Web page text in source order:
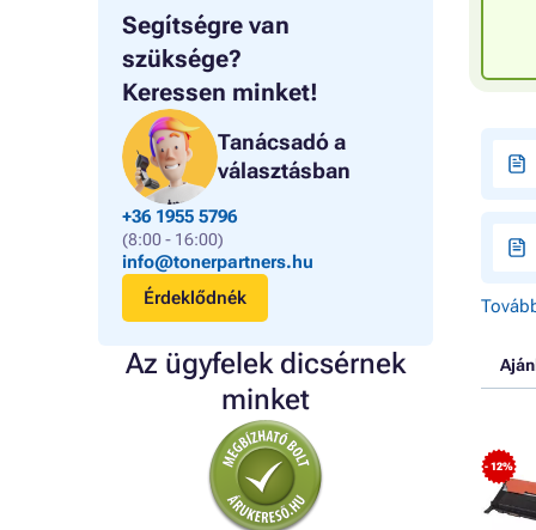
Segítségre van
szüksége?
Keressen minket!
Tanácsadó a
választásban
+36 1955 5796
(8:00 - 16:00)
info@tonerpartners.hu
Érdeklődnék
Az ügyfelek dicsérnek
minket
- 12%